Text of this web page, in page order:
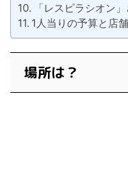
「レスピラシオン
1人当りの予算と店
場所は？